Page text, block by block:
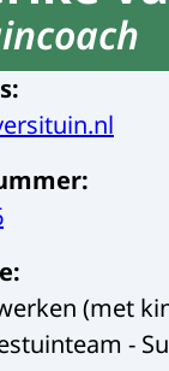
:
:
:
(met
-